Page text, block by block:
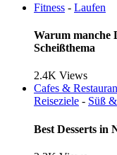
Fitness - Laufen
Warum manche
Scheißthema
2.4K Views
Cafes &
Reiseziele - Süß
Best Desserts in